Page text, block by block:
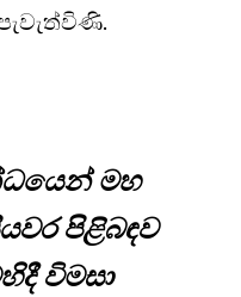
මහ
පිළිබඳව
විමසා